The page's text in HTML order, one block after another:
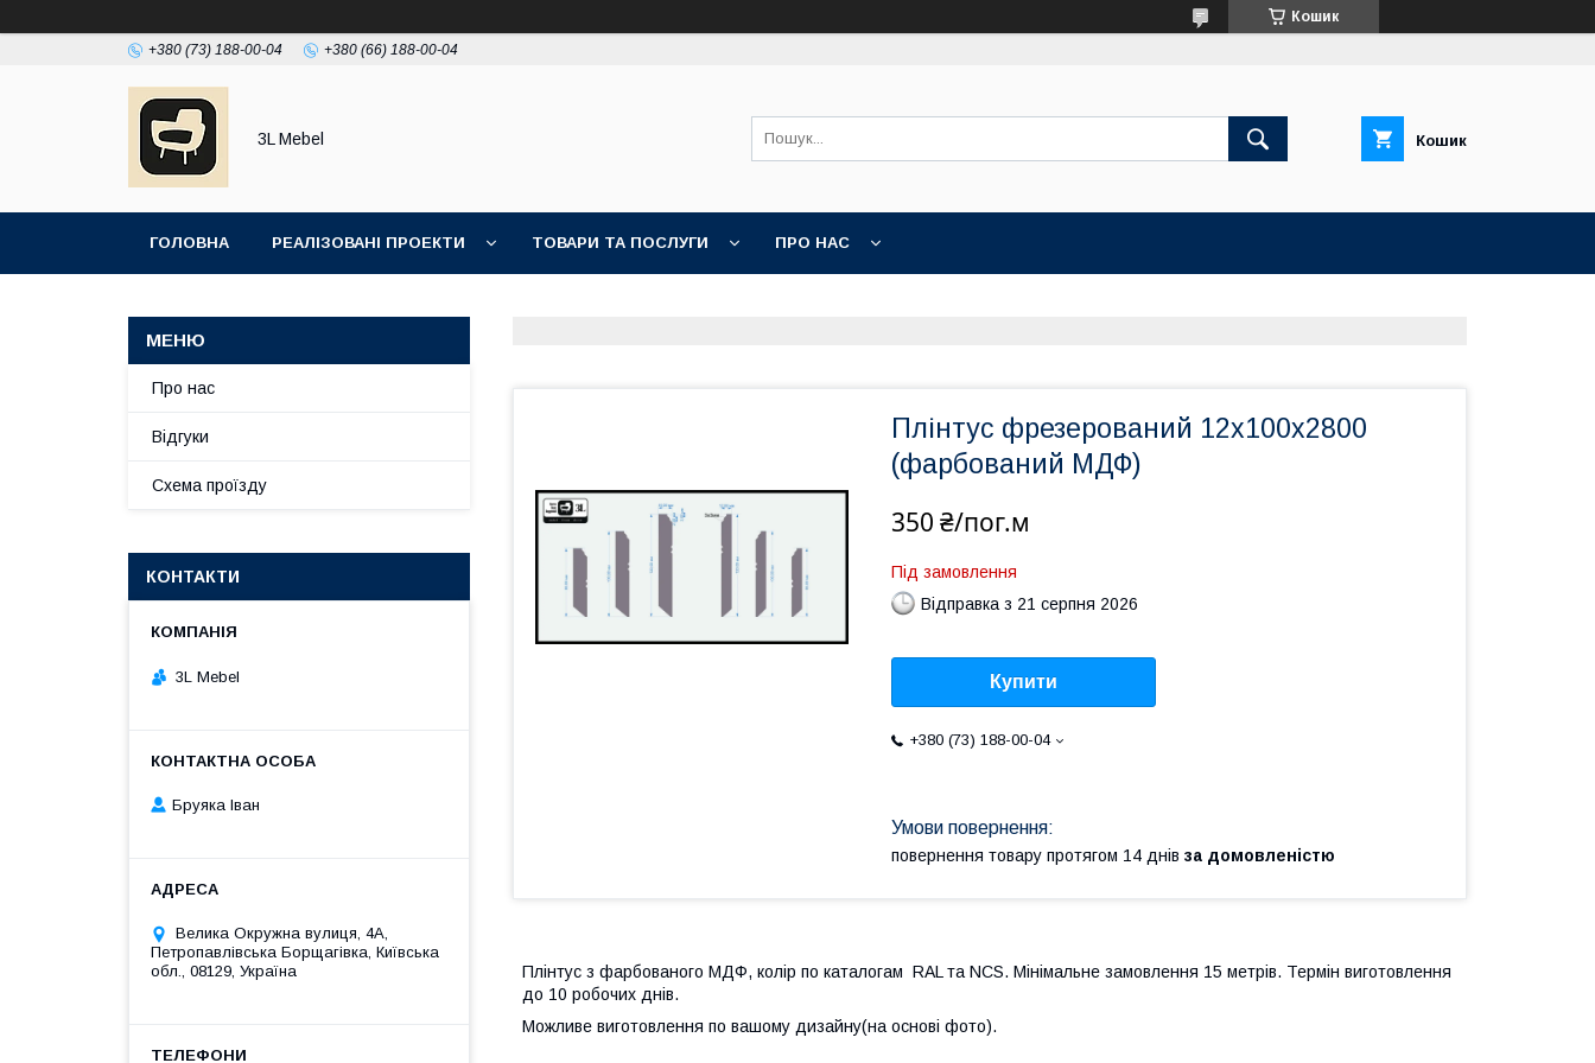
Кошик
+380 (73) 188-00-04 +380 (66) 188-00-04
3L Mebel Кошик
ГОЛОВНА РЕАЛІЗОВАНІ ПРОЕКТИ ТОВАРИ ТА ПОСЛУГИ ПРО НАС
Плінтус фрезерований 12х100х2800
(фарбований МДФ)
350 ₴/пог.м
Під замовлення
Відправка з 21 серпня 2026
Купити
+380 (73) 188-00-04
повернення товару протягом 14 днів за домовленістю
Плінтус з фарбованого МДФ, колір по каталогам RAL та NCS. Мінімальне замовлення 15 метрів. Термін виготовлення
до 10 робочих днів.
Можливе виготовлення по вашому дизайну(на основі фото).
Про нас
Відгуки
Схема проїзду
КОНТАКТИ
3L Mebel
Бруяка Іван
Велика Окружна вулиця, 4А,
Петропавлівська Борщагівка, Київська
обл., 08129, Україна